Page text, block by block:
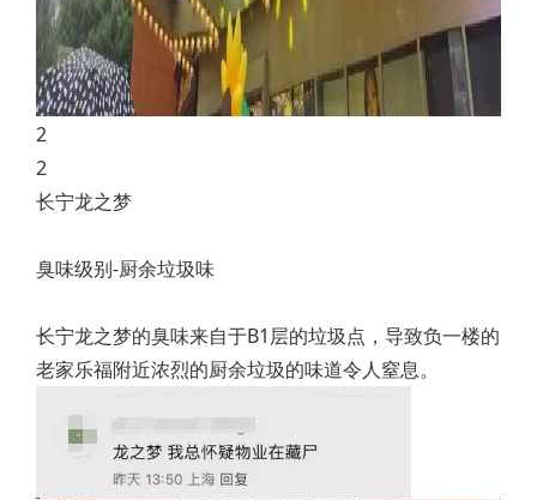
2
2
长宁龙之梦
臭味级别-厨余垃圾味
长宁龙之梦的臭味来自于B1层的垃圾点，导致负一楼的
老家乐福附近浓烈的厨余垃圾的味道令人窒息。